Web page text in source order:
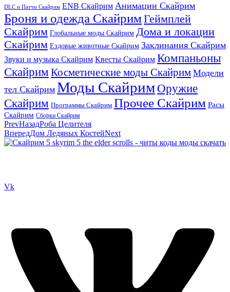
DLC и Патчи Скайрим ENB Скайрим Анимации Скайрим
Броня и одежда СкайримГеймплей
Скайрим Глобальные моды Скайрим Дома и локации
Скайрим Ездовые животные Скайрим Заклинания Скайрим
Звуки и музыка Скайрим Квесты Скайрим Компаньоны
Скайрим Косметические моды Скайрим Модели
тел Скайрим Моды Скайрим Оружие
Скайрим Программы Скайрим Прочее Скайрим Расы
Скайрим Сборки Скайрим
PrevНазадРоба Целителя
ВпередДом Ледяных КостейNext
Vk